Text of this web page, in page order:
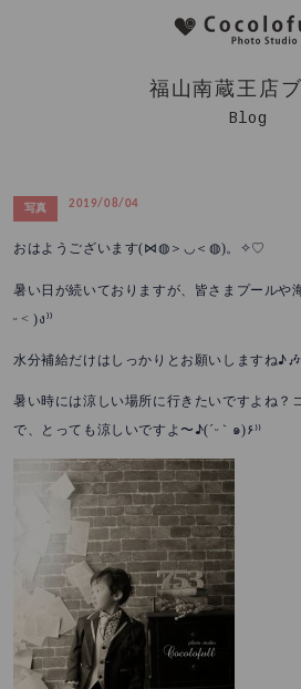
福山南蔵王店
Blog
写真 2019/08/04
おはようございます(⋈◍ ＞◡＜◍)。✧♡
暑い日が続いておりますが、皆さまプールや
ᵕ ˂ )ง⁾⁾
水分補給だけはしっかりとお願いしますね♪🎶
暑い時には涼しい場所に行きたいですよね？
で、とっても涼しいですよ〜♪(´ᵕ｀ ๑)۶⁾⁾